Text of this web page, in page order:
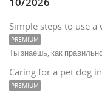
Simple steps to use a
PREMIUM
Ты знаешь, как
Caring for a pet dog
PREMIUM